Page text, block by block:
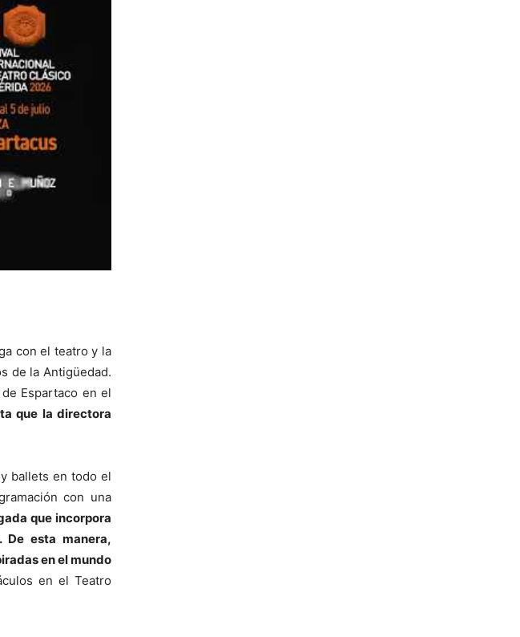
con el teatro y la
de la Antigüedad.
Espartaco en el
que la directora
ballets en todo el
con una
que incorpora
esta manera,
en el mundo
en el Teatro